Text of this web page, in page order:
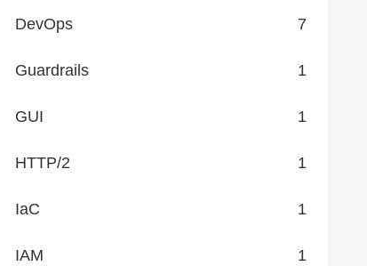
DevOps 7
Guardrails 1
GUI 1
HTTP/2 1
IaC 1
IAM 1